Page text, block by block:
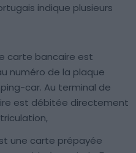
indique plusieurs
carte bancaire est
numéro de la plaque
car. Au terminal de
est débitée directement
une carte prépayée